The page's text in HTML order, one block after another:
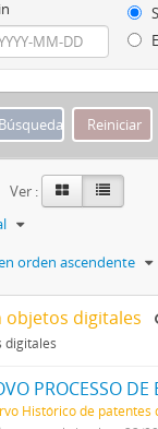
Ver :
orden ascendente
objetos digitales
digitales
Histórico de patentes